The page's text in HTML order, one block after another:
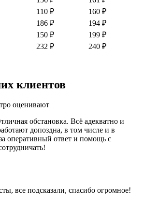
110 ₽
160 ₽
186 ₽
194 ₽
150 ₽
199 ₽
232 ₽ 240 ₽
клиентов
оценивают
обстановка. Всё адекватно и
допоздна, в том числе и в
оперативный ответ и помощь с
все подсказали, спасибо огромное!